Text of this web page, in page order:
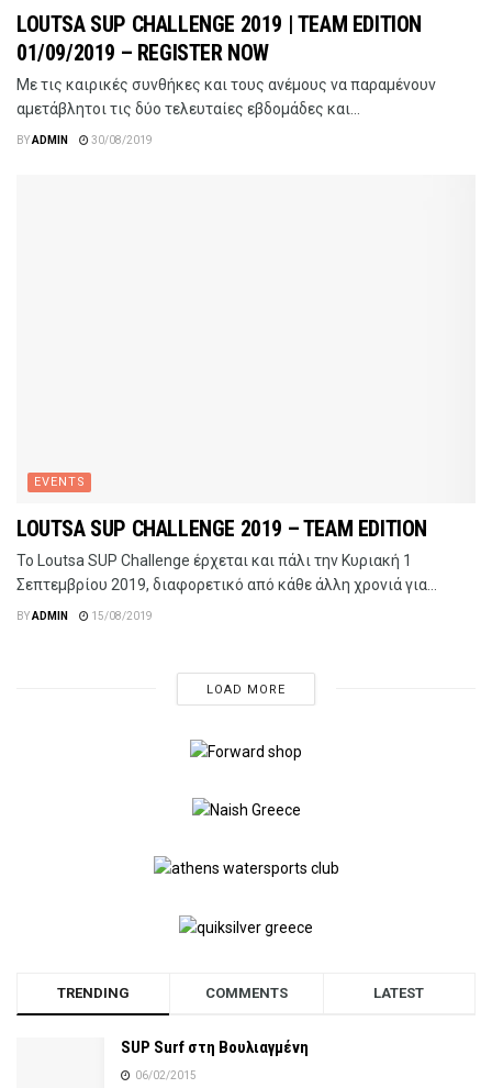
LOUTSA SUP CHALLENGE 2019 | TEAM EDITION
01/09/2019 – REGISTER NOW
Με τις καιρικές συνθήκες και τους ανέμους να παραμένουν
αμετάβλητοι τις δύο τελευταίες εβδομάδες και...
BYADMIN 30/08/2019
EVENTS
LOUTSA SUP CHALLENGE 2019 – TEAM EDITION
Το Loutsa SUP Challenge έρχεται και πάλι την Κυριακή 1
Σεπτεμβρίου 2019, διαφορετικό από κάθε άλλη χρονιά για...
BYADMIN 15/08/2019
LOAD MORE
TRENDING COMMENTS LATEST
SUP Surf στη Βουλιαγμένη
06/02/2015